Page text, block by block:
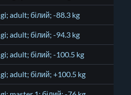
gi; adult; білий; -88.3 kg
gi; adult; білий; -94.3 kg
gi; adult; білий; -100.5 kg
gi; adult; білий; +100.5 kg